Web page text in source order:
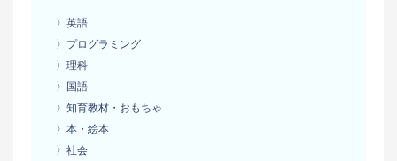
〉英語
〉プログラミング
〉理科
〉国語
〉知育教材・おもちゃ
〉本・絵本
〉社会